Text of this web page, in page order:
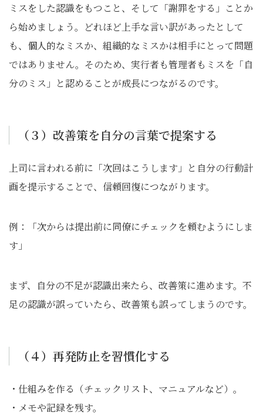
ミスをした認識をもつこと、そして「謝罪をする」ことか
ら始めましょう。どれほど上手な言い訳があったとして
も、個人的なミスか、組織的なミスかは相手にとって問題
ではありません。そのため、実行者も管理者もミスを「自
分のミス」と認めることが成長につながるのです。
（３）改善策を自分の言葉で提案する
上司に言われる前に「次回はこうします」と自分の行動計
画を提示することで、信頼回復につながります。
例：「次からは提出前に同僚にチェックを頼むようにしま
す」
まず、自分の不足が認識出来たら、改善策に進めます。不
足の認識が誤っていたら、改善策も誤ってしまうのです。
（４）再発防止を習慣化する
・仕組みを作る（チェックリスト、マニュアルなど）。
・メモや記録を残す。